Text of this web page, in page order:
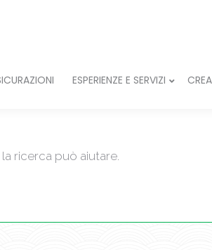
ESPERIENZE E SERVIZI
ricerca può aiutare.